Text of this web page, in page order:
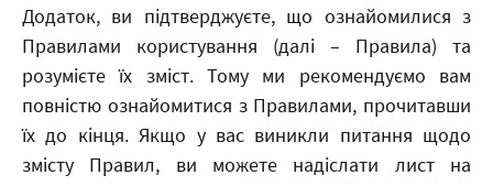
Додаток, ви підтверджуєте, що ознайомилися з
Правилами користування (далі – Правила) та
розумієте їх зміст. Тому ми рекомендуємо вам
повністю ознайомитися з Правилами, прочитавши
їх до кінця. Якщо у вас виникли питання щодо
змісту Правил, ви можете надіслати лист на